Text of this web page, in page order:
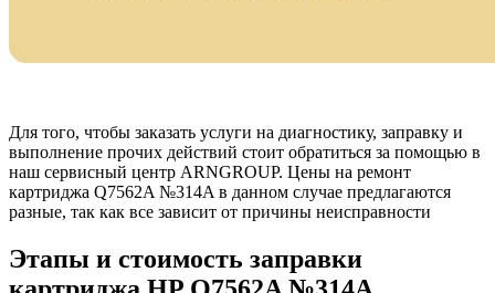
Для того, чтобы заказать услуги на диагностику, заправку и
выполнение прочих действий стоит обратиться за помощью в
наш сервисный центр ARNGROUP. Цены на ремонт
картриджа Q7562A №314A в данном случае предлагаются
разные, так как все зависит от причины неисправности
Этапы и стоимость заправки